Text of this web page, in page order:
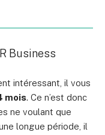
Business
intéressant, il vous
mois. Ce n’est donc
ne voulant que
longue période, il